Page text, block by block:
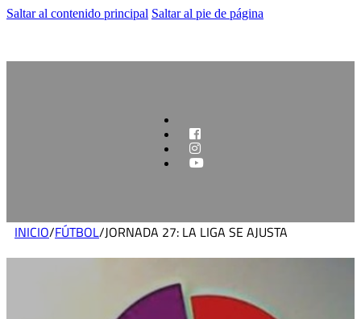
Saltar al contenido principal Saltar al pie de página
INICIO/FÚTBOL/JORNADA 27: LA LIGA SE AJUSTA